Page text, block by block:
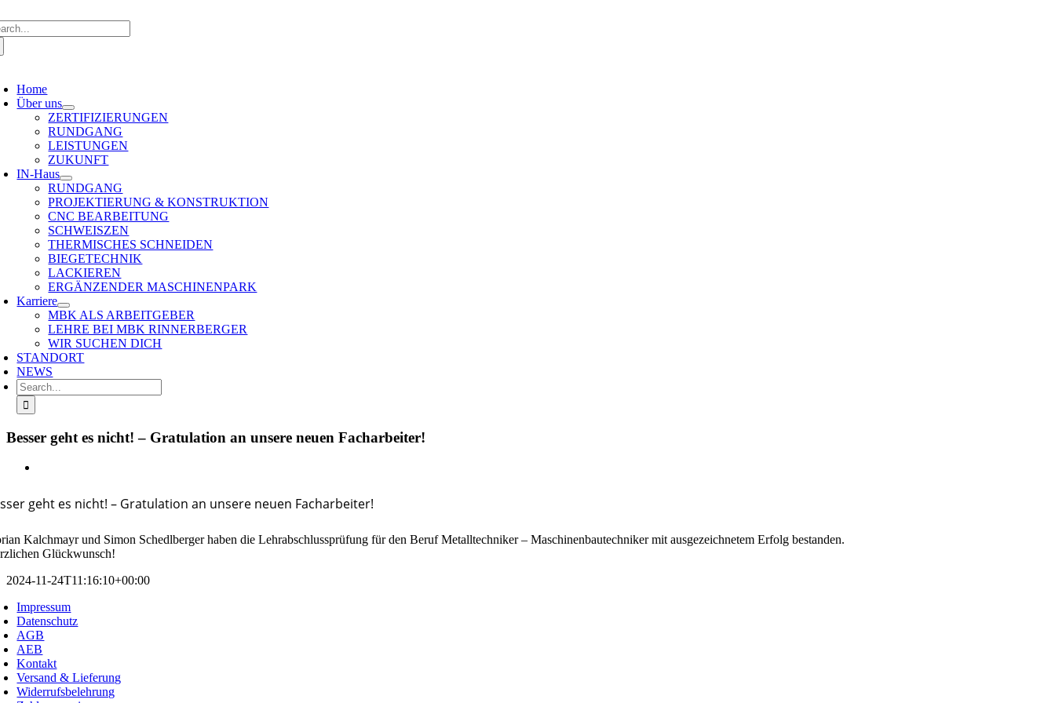
to
content
Home
Über uns
ZERTIFIZIERUNGEN
RUNDGANG
LEISTUNGEN
ZUKUNFT
IN-Haus
RUNDGANG
PROJEKTIERUNG & KONSTRUKTION
CNC BEARBEITUNG
SCHWEISZEN
THERMISCHES SCHNEIDEN
BIEGETECHNIK
LACKIEREN
ERGÄNZENDER MASCHINENPARK
Karriere
MBK ALS ARBEITGEBER
LEHRE BEI MBK RINNERBERGER
WIR SUCHEN DICH
STANDORT
NEWS
Search
for:
Besser geht es nicht! – Gratulation an unsere neuen Facharbeiter!
Image
geht es nicht! – Gratulation an unsere neuen Facharbeiter!
Kalchmayr und Simon Schedlberger haben die Lehrabschlussprüfung für den Beruf Metalltechniker – Maschinenbautechniker mit ausgezeichnetem Erfolg bestanden.
Glückwunsch!
2024-11-24T11:16:10+00:00
Impressum
Datenschutz
AGB
AEB
Kontakt
Versand & Lieferung
Widerrufsbelehrung